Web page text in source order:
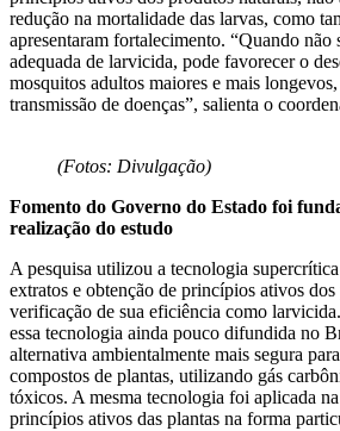
redução na mortalidade das larvas, como
apresentaram fortalecimento. “Quando não
adequada de larvicida, pode favorecer o
mosquitos adultos maiores e mais
transmissão de doenças”, salienta o
(Fotos: Divulgação)
Fomento do Governo do Estado foi
realização do estudo
A pesquisa utilizou a tecnologia
extratos e obtenção de princípios ativos
verificação de sua eficiência como
essa tecnologia ainda pouco difundida no
alternativa ambientalmente mais segura
compostos de plantas, utilizando gás
tóxicos. A mesma tecnologia foi aplicada
princípios ativos das plantas na forma